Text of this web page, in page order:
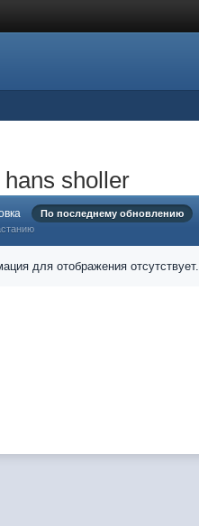
hans sholler
По последнему обновлению
для отображения отсутствует.